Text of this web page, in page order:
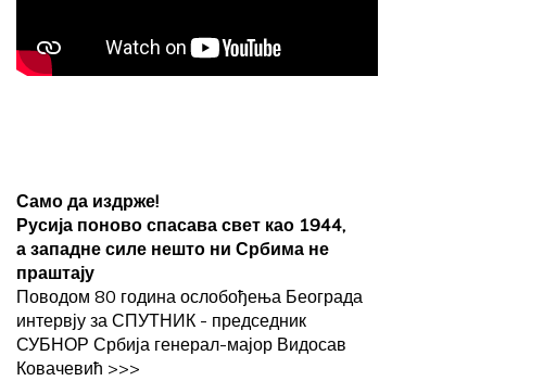
Само да издрже!
Русија поново спасава свет као 1944,
а западне силе нешто ни Србима не
праштају
Поводом 80 година ослобођења Београда
интервју за СПУТНИК - председник
СУБНОР Србија генерал-мајор Видосав
Ковачевић >>>